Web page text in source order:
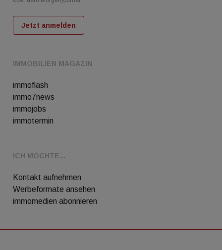
IMMOBILIEN MAGAZIN
immoflash
immo7news
immojobs
immotermin
ICH MÖCHTE...
Kontakt aufnehmen
Werbeformate ansehen
immomedien abonnieren
Jetzt anmelden